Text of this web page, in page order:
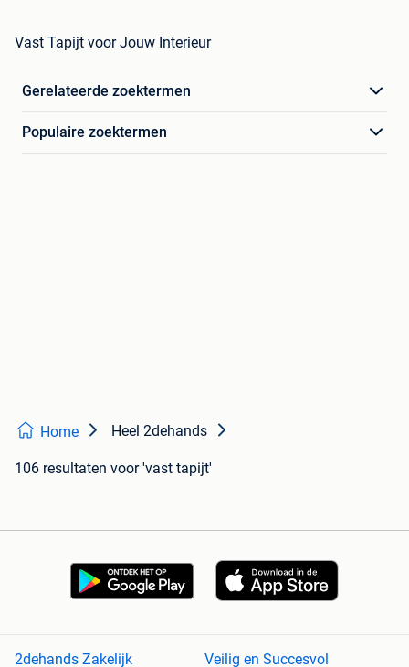
Vast Tapijt voor Jouw Interieur
Gerelateerde zoektermen
Populaire zoektermen
Home Heel 2dehands
106 resultaten voor 'vast tapijt'
2dehands Zakelijk Veilig en Succesvol